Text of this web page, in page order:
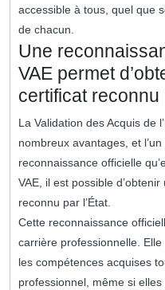
accessible à tous, quel que
de chacun.
Une
VAE permet
certificat reconnu
La Validation des Acquis de
nombreux avantages, et
reconnaissance officielle
VAE, il est possible
reconnu par l’État.
Cette reconnaissance
carrière professionnelle.
les compétences acquises
professionnel, même si